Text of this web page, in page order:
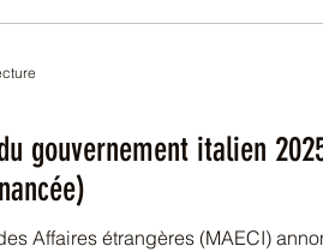
gouvernement italien
étrangères (MAECI) annonce